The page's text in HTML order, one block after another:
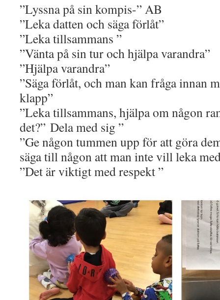
”Lyssna på sin kompis-” AB
”Leka datten och säga förlåt”
”Leka tillsammans ”
”Vänta på sin tur och hjälpa varandra”
”Hjälpa varandra”
”Säga förlåt, och man kan fråga innan
klapp”
”Leka tillsammans, hjälpa om någon
det?” Dela med sig ”
”Ge någon tummen upp för att göra
säga till någon att man inte vill leka
”Det är viktigt med respekt ”